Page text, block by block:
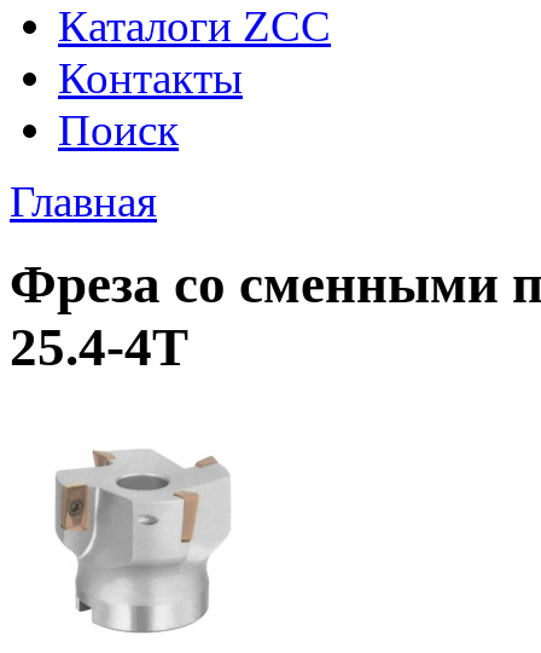
Каталоги ZCC
Контакты
Поиск
Главная
Фреза со сменными
25.4-4T